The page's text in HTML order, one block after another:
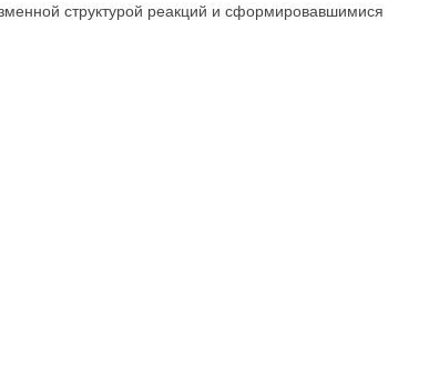
структурой реакций и сформировавшимися